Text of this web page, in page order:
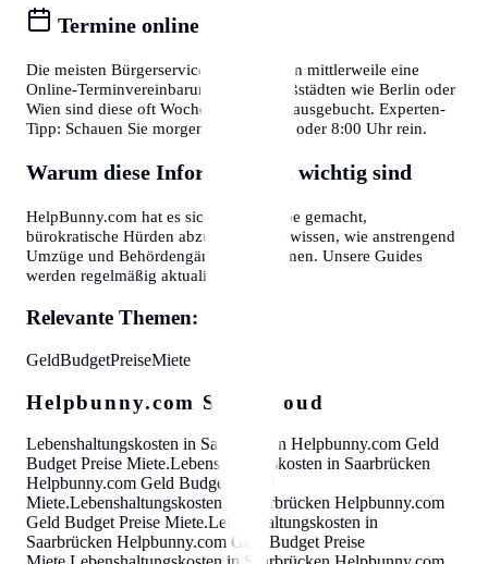
Termine online buchen
Die meisten Bürgerservice-Stellen bieten mittlerweile eine
Online-Terminvereinbarung an. In Großstädten wie Berlin oder
Wien sind diese oft Wochen im Voraus ausgebucht. Experten-
Tipp: Schauen Sie morgens gegen 7:30 oder 8:00 Uhr rein.
Warum diese Informationen wichtig sind
HelpBunny.com hat es sich zur Aufgabe gemacht,
bürokratische Hürden abzubauen. Wir wissen, wie anstrengend
Umzüge und Behördengänge sein können. Unsere Guides
werden regelmäßig aktualisiert.
Relevante Themen:
GeldBudgetPreiseMiete
Helpbunny.com SEO Cloud
Lebenshaltungskosten in Saarbrücken Helpbunny.com Geld
Budget Preise Miete.Lebenshaltungskosten in Saarbrücken
Helpbunny.com Geld Budget Preise
Miete.Lebenshaltungskosten in Saarbrücken Helpbunny.com
Geld Budget Preise Miete.Lebenshaltungskosten in
Saarbrücken Helpbunny.com Geld Budget Preise